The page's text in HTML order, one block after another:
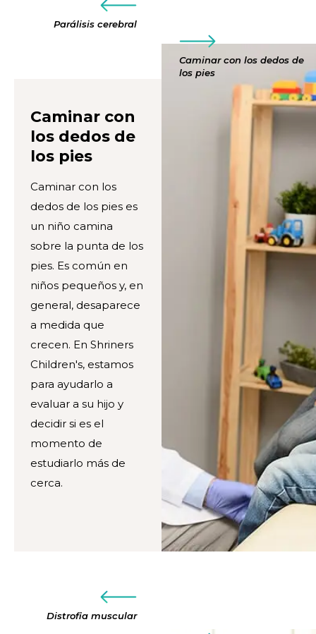
Parálisis cerebral
Caminar con los dedos de
los pies
Caminar con
los dedos de
los pies
Caminar con los
dedos de los pies es
un niño camina
sobre la punta de los
pies. Es común en
niños pequeños y, en
general, desaparece
a medida que
crecen. En Shriners
Children's, estamos
para ayudarlo a
evaluar a su hijo y
decidir si es el
momento de
estudiarlo más de
cerca.
Distrofia muscular